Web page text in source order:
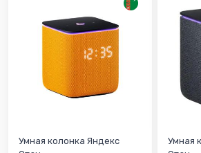
Умная колонка Яндекс
Умная